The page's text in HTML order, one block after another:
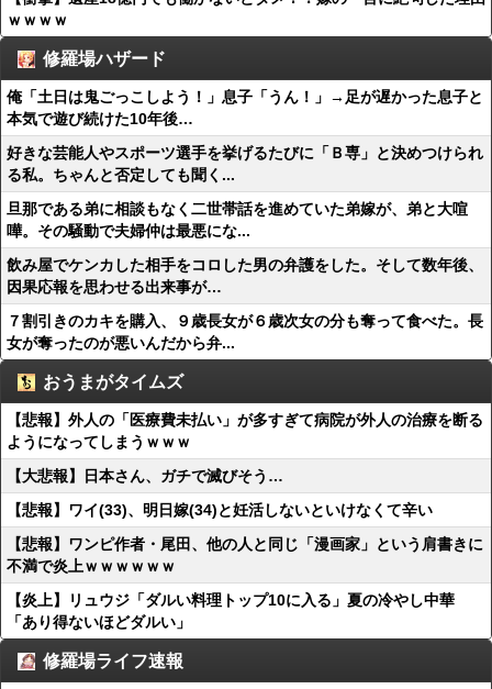
ｗｗｗｗ
修羅場ハザード
俺「土日は鬼ごっこしよう！」息子「うん！」→足が遅かった息子と
本気で遊び続けた10年後…
好きな芸能人やスポーツ選手を挙げるたびに「Ｂ専」と決めつけられ
る私。ちゃんと否定しても聞く...
旦那である弟に相談もなく二世帯話を進めていた弟嫁が、弟と大喧
嘩。その騒動で夫婦仲は最悪にな...
飲み屋でケンカした相手をコロした男の弁護をした。そして数年後、
因果応報を思わせる出来事が…
７割引きのカキを購入、９歳長女が６歳次女の分も奪って食べた。長
女が奪ったのが悪いんだから弁...
おうまがタイムズ
【悲報】外人の「医療費未払い」が多すぎて病院が外人の治療を断る
ようになってしまうｗｗｗ
【大悲報】日本さん、ガチで滅びそう…
【悲報】ワイ(33)、明日嫁(34)と妊活しないといけなくて辛い
【悲報】ワンピ作者・尾田、他の人と同じ「漫画家」という肩書きに
不満で炎上ｗｗｗｗｗｗ
【炎上】リュウジ「ダルい料理トップ10に入る」夏の冷やし中華
「あり得ないほどダルい」
修羅場ライフ速報